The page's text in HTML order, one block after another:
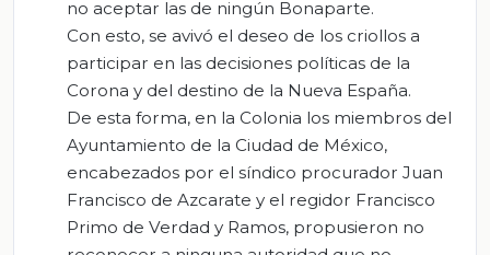
no aceptar las de ningún Bonaparte.
Con esto, se avivó el deseo de los criollos a
participar en las decisiones políticas de la
Corona y del destino de la Nueva España.
De esta forma, en la Colonia los miembros del
Ayuntamiento de la Ciudad de México,
encabezados por el síndico procurador Juan
Francisco de Azcarate y el regidor Francisco
Primo de Verdad y Ramos, propusieron no